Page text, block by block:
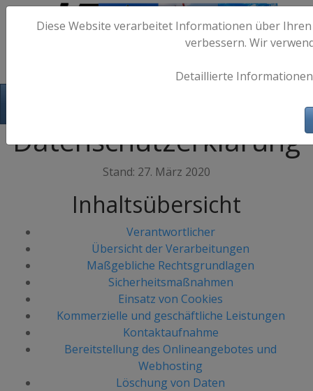
Datenschutzerklärung
Stand: 27. März 2020
Inhaltsübersicht
Verantwortlicher
Übersicht der Verarbeitungen
Maßgebliche Rechtsgrundlagen
Sicherheitsmaßnahmen
Einsatz von Cookies
Kommerzielle und geschäftliche Leistungen
Kontaktaufnahme
Bereitstellung des Onlineangebotes und
Webhosting
Löschung von Daten
Diese Website verarbeitet Informationen über
verbessern. Wir
Detaillierte